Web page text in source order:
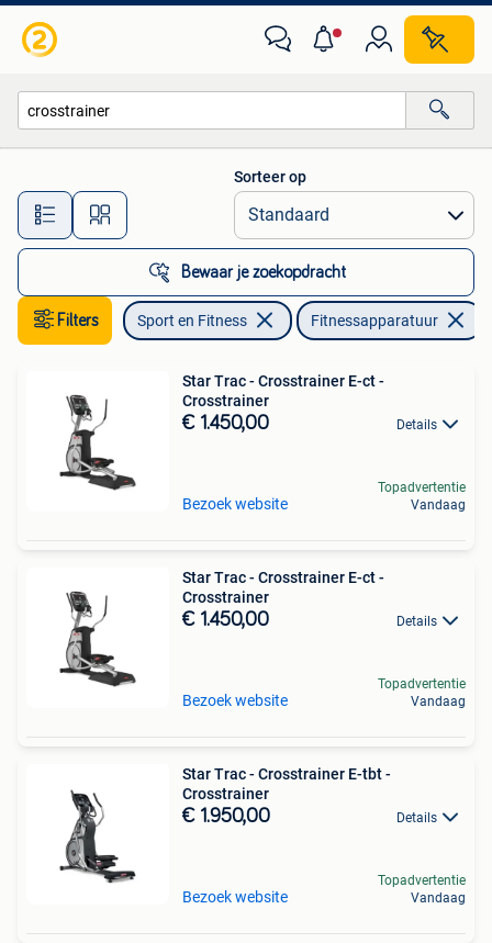
Alle afstanden…
Sorteer op
Bewaar je zoekopdracht
Filters Sport en Fitness Fitnessapparatuur
Star Trac - Crosstrainer E-ct -
Crosstrainer
€ 1.450,00 Details
Bezoek website
Topadvertentie
Vandaag
Star Trac - Crosstrainer E-ct -
Crosstrainer
€ 1.450,00 Details
Bezoek website
Topadvertentie
Vandaag
Star Trac - Crosstrainer E-tbt -
Crosstrainer
€ 1.950,00 Details
Bezoek website
Topadvertentie
Vandaag